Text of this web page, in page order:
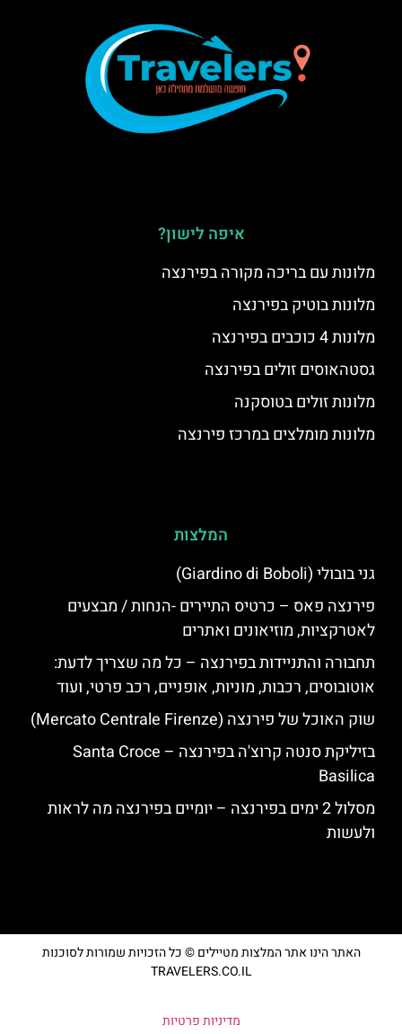
איפה לישון?
מלונות עם בריכה מקורה בפירנצה
מלונות בוטיק בפירנצה
מלונות 4 כוכבים בפירנצה
גסטהאוסים זולים בפירנצה
מלונות זולים בטוסקנה
מלונות מומלצים במרכז פירנצה
המלצות
גני בובולי (Giardino di Boboli)
פירנצה פאס – כרטיס התיירים -הנחות / מבצעים
לאטרקציות, מוזיאונים ואתרים
תחבורה והתניידות בפירנצה – כל מה שצריך לדעת:
אוטובוסים, רכבות, מוניות, אופניים, רכב פרטי, ועוד
שוק האוכל של פירנצה (Mercato Centrale Firenze)
בזיליקת סנטה קרוצ'ה בפירנצה – Santa Croce
Basilica
מסלול 2 ימים בפירנצה – יומיים בפירנצה מה לראות
ולעשות
האתר הינו אתר המלצות מטיילים © כל הזכויות שמורות לסוכנות
TRAVELERS.CO.IL
מדיניות פרטיות